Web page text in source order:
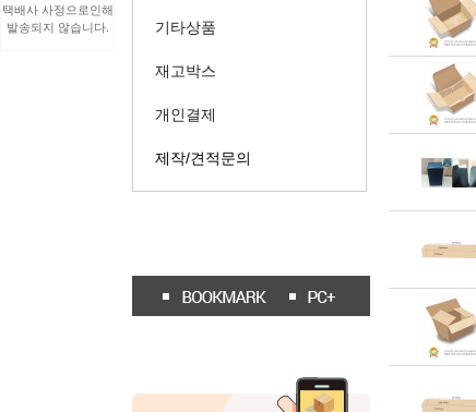
택배사 사정으로인해
발송되지 않습니다.
기타상품
재고박스
개인결제
제작/견적문의